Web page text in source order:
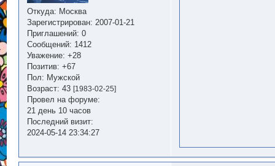
Откуда: Москва
Зарегистрирован: 2007-01-21
Приглашений: 0
Сообщений: 1412
Уважение: +28
Позитив: +67
Пол: Мужской
Возраст: 43 [1983-02-25]
Провел на форуме:
21 день 10 часов
Последний визит:
2024-05-14 23:34:27